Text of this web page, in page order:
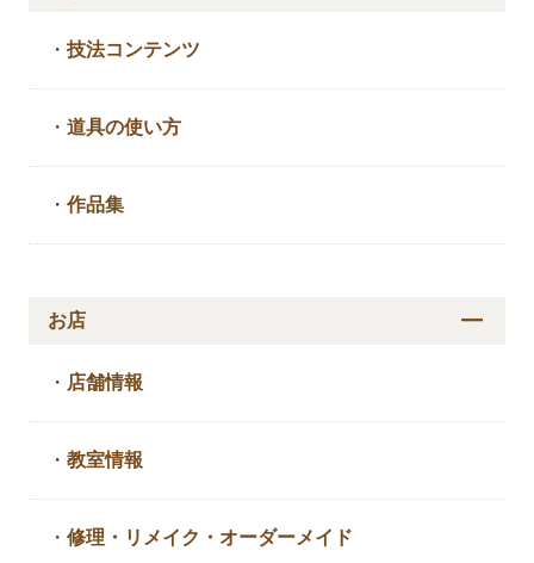
・技法コンテンツ
・道具の使い方
・作品集
お店
・ 店舗情報
・教室情報
・修理・リメイク・ オーダーメイド